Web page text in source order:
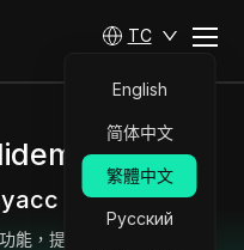
TC
English
简体中文
繁體中文
Русский
替代方案
，提供更卓越的價值和增